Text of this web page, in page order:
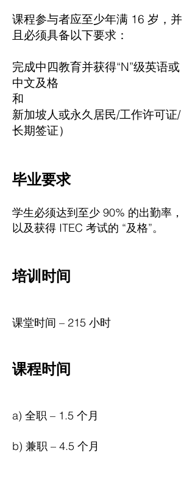
课程参与者应至少年满 16 岁，并
且必须具备以下要求：
完成中四教育并获得“N”级英语或
中文及格
和
新加坡人或永久居民/工作许可证/
长期签证）
毕业要求
学生必须达到至少 90% 的出勤率，
以及获得 ITEC 考试的 “及格”。
培训时间
课堂时间 – 215 小时
课程时间
a) 全职 – 1.5 个月
b) 兼职 – 4.5 个月